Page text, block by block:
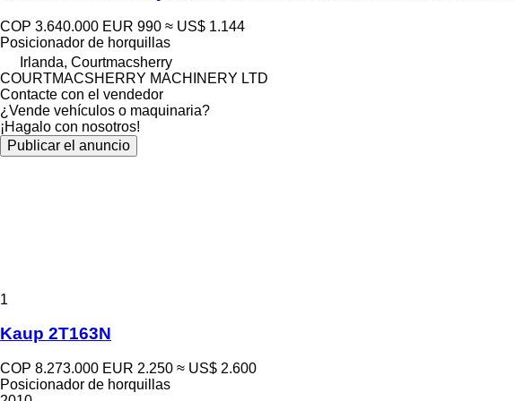
COP 3.640.000 EUR 990 ≈ US$ 1.144
Posicionador de horquillas
Irlanda, Courtmacsherry
COURTMACSHERRY MACHINERY LTD
Contacte con el vendedor
¿Vende vehículos o maquinaria?
¡Hagalo con nosotros!
Publicar el anuncio
1
Kaup 2T163N
COP 8.273.000 EUR 2.250 ≈ US$ 2.600
Posicionador de horquillas